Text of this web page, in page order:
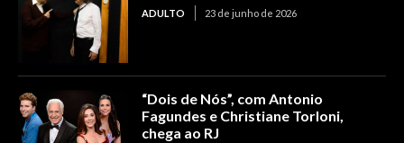
ADULTO 23 de junho de 2026
“Dois de Nós”, com Antonio
Fagundes e Christiane Torloni,
chega ao RJ